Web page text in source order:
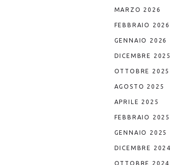
MARZO 2026
FEBBRAIO 2026
GENNAIO 2026
DICEMBRE 2025
OTTOBRE 2025
AGOSTO 2025
APRILE 2025
FEBBRAIO 2025
GENNAIO 2025
DICEMBRE 2024
OTTOBRE 2024